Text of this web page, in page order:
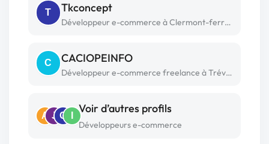
T Tkconcept
Développeur e-commerce à Clermont-ferrand
C CACIOPEINFO
Développeur e-commerce freelance à Trévoux
A J C
Voir d’autres profils
Développeurs e-commerce